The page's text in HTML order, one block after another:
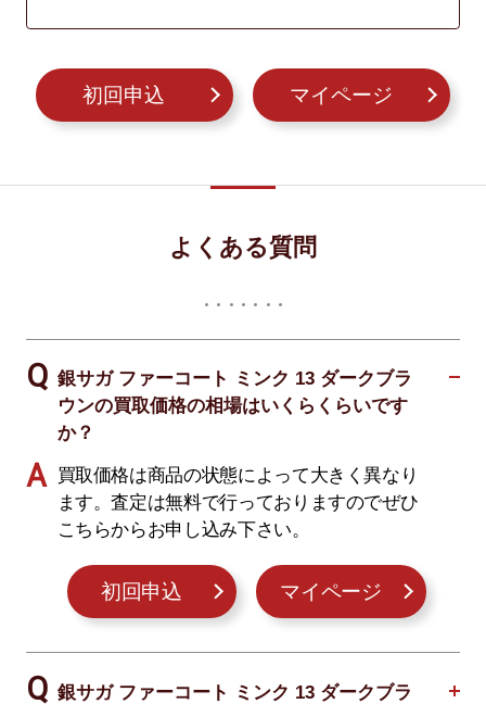
初回申込 マイページ
よくある質問
銀サガ ファーコート ミンク 13 ダークブラ
ウンの買取価格の相場はいくらくらいです
か？
買取価格は商品の状態によって大きく異なり
ます。査定は無料で行っておりますのでぜひ
こちらからお申し込み下さい。
初回申込 マイページ
銀サガ ファーコート ミンク 13 ダークブラ